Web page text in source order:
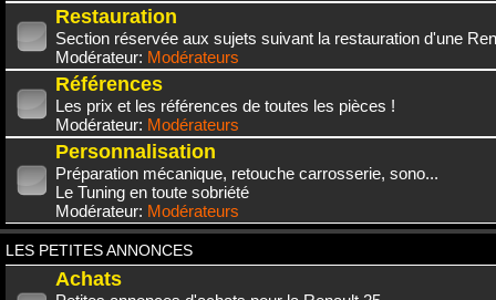
Restauration
Section réservée aux sujets suivant la restauration d'une
Modérateur: Modérateurs
Références
Les prix et les références de toutes les pièces !
Modérateur: Modérateurs
Personnalisation
Préparation mécanique, retouche carrosserie, sono...
Le Tuning en toute sobriété
Modérateur: Modérateurs
LES PETITES ANNONCES
Achats